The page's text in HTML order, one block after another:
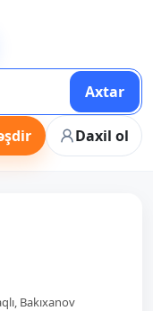
Axtar
Daxil ol
Bakıxanov